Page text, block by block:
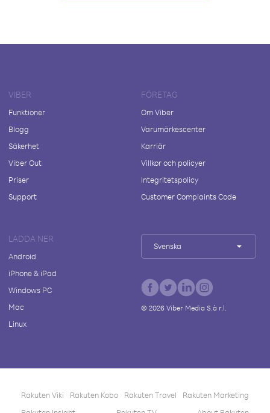
VIBER
Funktioner
Blogg
Säkerhet
Viber Out
Priser
Support
FÖRETAG
Om Viber
Varumärkescenter
Karriär
Villkor och policyer
Integritetspolicy
Customer Complaints Code
LADDA NER
Android
iPhone & iPad
Windows PC
Mac
Linux
Svenska
© 2026Viber Media S.à r.l.
Rakuten Viki Rakuten Kobo Rakuten Travel
Rakuten Marketing